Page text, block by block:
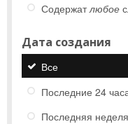
Содержатлюбое
Дата создания
Все
Последние 24
Последняя неделя